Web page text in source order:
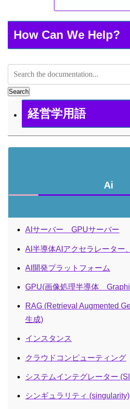
How Can We Help?
Search
経営学用語
Ai
AIサーバー GPUサーバー
AI半導体AIアクセラレーター
AI開発プラットフォーム
GPU(画像処理半導体
RAG (Retrieval Augmented
生成)
インスタンス
クラウドコンピューティング
システムインテグレーター
シンギュラリティ (singularity)